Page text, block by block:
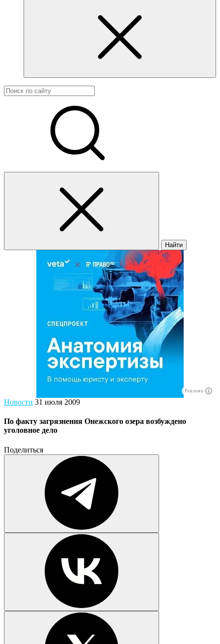
Найти
Реклама
Новости 31 июля 2009
По факту загрязнения Онежского озера возбуждено
уголовное дело
Поделиться